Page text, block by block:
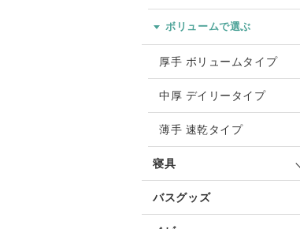
ボリュームで選ぶ
厚手 ボリュームタイプ
中厚 デイリータイプ
薄手 速乾タイプ
寝具
バスグッズ